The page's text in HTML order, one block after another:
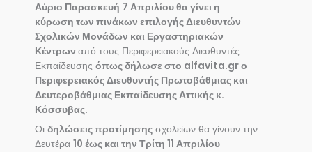
Αύριο Παρασκευή 7 Απριλίου θα γίνει η
κύρωση των πινάκων επιλογής Διευθυντών
Σχολικών Μονάδων και Εργαστηριακών
Κέντρων από τους Περιφερειακούς Διευθυντές
Εκπαίδευσης όπως δήλωσε στο alfavita.gr ο
Περιφερειακός Διευθυντής Πρωτοβάθμιας και
Δευτεροβάθμιας Εκπαίδευσης Αττικής κ.
Κόσσυβας.
Οι δηλώσεις προτίμησης σχολείων θα γίνουν την
Δευτέρα 10 έως και την Τρίτη 11 Απριλίου